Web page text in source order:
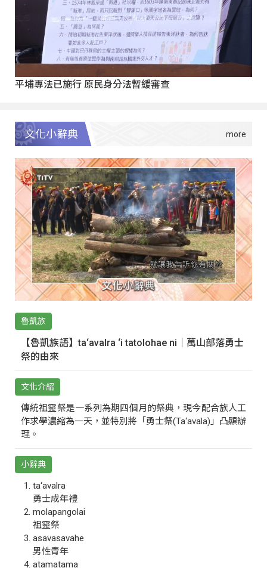
平埔專法已施行 原民身分法暫緩審查
文化小辭典
魯凱族
【魯凱族語】ta‘avalra ‘i tatolohae ni｜萬山部落勇士
祭的由來
文化介紹
傳統祖靈祭是一系列為期四個月的祭典，現今配合族人工
作求學濃縮為一天，並特別將「勇士祭(Ta‘avala)」凸顯辦
理。
小辭典
ta‘avalra
勇士成年禮
molapangolai
祖靈祭
asavasavahe
男性青年
atamatama